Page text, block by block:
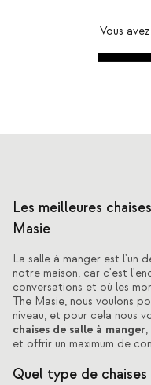
Vous
Les meilleures
Masie
La salle à manger est l'un
notre maison, car c'est
conversations et où les
The Masie, nous voulons
niveau, et pour cela nous
chaises de salle à manger
et offrir un maximum de
Quel type de